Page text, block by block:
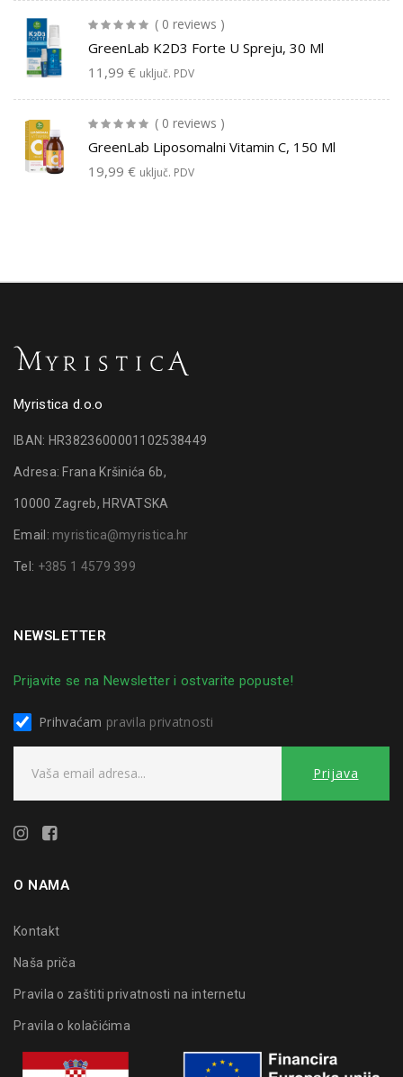
( 0 reviews )
GreenLab K2D3 Forte U Spreju, 30 Ml
11,99 € uključ. PDV
( 0 reviews )
GreenLab Liposomalni Vitamin C, 150 Ml
19,99 € uključ. PDV
Myristica d.o.o
IBAN: HR3823600001102538449
Adresa: Frana Kršinića 6b,
10000 Zagreb, HRVATSKA
Email: myristica@myristica.hr
Tel: +385 1 4579 399
NEWSLETTER
Prijavite se na Newsletter i ostvarite popuste!
Prihvaćam pravila privatnosti
O NAMA
Kontakt
Naša priča
Pravila o zaštiti privatnosti na internetu
Pravila o kolačićima